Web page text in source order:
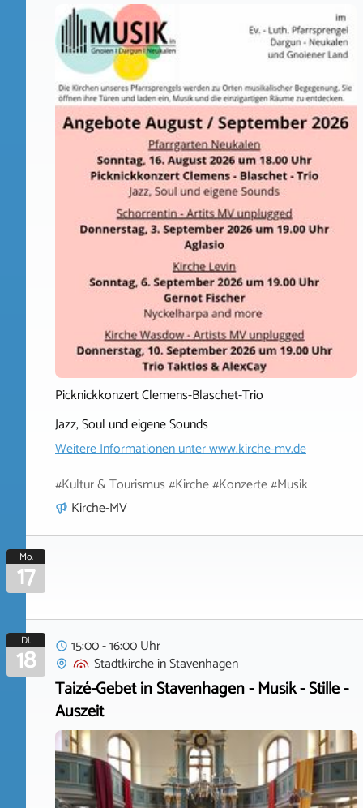
Picknickkonzert Clemens-Blaschet-Trio
Jazz, Soul und eigene Sounds
Weitere Informationen unterwww.kirche-mv.de
#Kultur & Tourismus #Kirche #Konzerte #Musik
Kirche-MV
Mo.
17
Di.
18
15:00 - 16:00 Uhr
StadtkircheinStavenhagen
Taizé-Gebet in Stavenhagen - Musik - Stille -
Auszeit